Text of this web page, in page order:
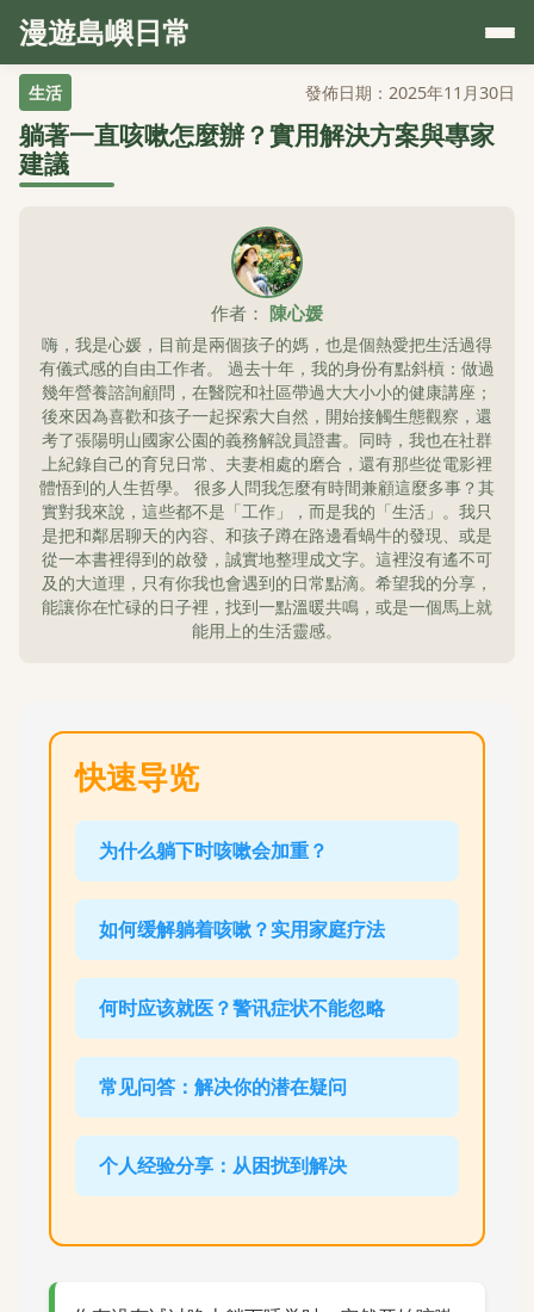
漫遊島嶼日常
生活 發佈日期：2025年11月30日
躺著一直咳嗽怎麼辦？實用解決方案與專家
建議
作者： 陳心媛
嗨，我是心媛，目前是兩個孩子的媽，也是個熱愛把生活過得
有儀式感的自由工作者。 過去十年，我的身份有點斜槓：做過
幾年營養諮詢顧問，在醫院和社區帶過大大小小的健康講座；
後來因為喜歡和孩子一起探索大自然，開始接觸生態觀察，還
考了張陽明山國家公園的義務解說員證書。同時，我也在社群
上紀錄自己的育兒日常、夫妻相處的磨合，還有那些從電影裡
體悟到的人生哲學。 很多人問我怎麼有時間兼顧這麼多事？其
實對我來說，這些都不是「工作」，而是我的「生活」。我只
是把和鄰居聊天的內容、和孩子蹲在路邊看蝸牛的發現、或是
從一本書裡得到的啟發，誠實地整理成文字。這裡沒有遙不可
及的大道理，只有你我也會遇到的日常點滴。希望我的分享，
能讓你在忙碌的日子裡，找到一點溫暖共鳴，或是一個馬上就
能用上的生活靈感。
快速导览
为什么躺下时咳嗽会加重？
如何缓解躺着咳嗽？实用家庭疗法
何时应该就医？警讯症状不能忽略
常见问答：解决你的潜在疑问
个人经验分享：从困扰到解决